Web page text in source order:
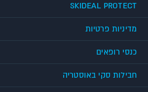
SKIDEAL PROTECT
מדיניות פרטיות
כנסי רופאים
חבילות סקי באוסטריה